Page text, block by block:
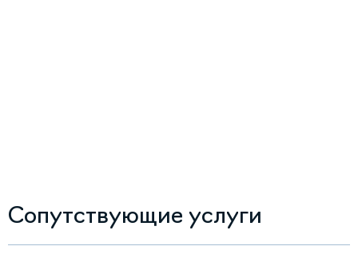
Сопутствующие услуги